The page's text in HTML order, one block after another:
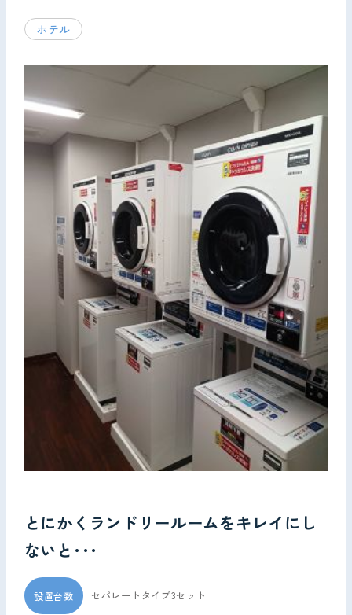
ホテル
とにかくランドリールームをキレイにし
ないと･･･
設置台数 セパレートタイプ3セット